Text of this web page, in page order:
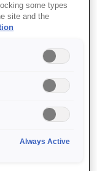
A3
some types
site and the
Always Active